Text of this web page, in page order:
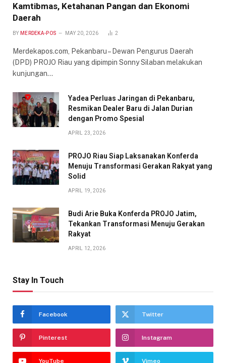
Kamtibmas, Ketahanan Pangan dan Ekonomi
Daerah
BY MERDEKA-POS MAY 20, 2026 2
Merdekapos.com, Pekanbaru – Dewan Pengurus Daerah
(DPD) PROJO Riau yang dipimpin Sonny Silaban melakukan
kunjungan…
Yadea Perluas Jaringan di Pekanbaru,
Resmikan Dealer Baru di Jalan Durian
dengan Promo Spesial
APRIL 23, 2026
PROJO Riau Siap Laksanakan Konferda
Menuju Transformasi Gerakan Rakyat yang
Solid
APRIL 19, 2026
Budi Arie Buka Konferda PROJO Jatim,
Tekankan Transformasi Menuju Gerakan
Rakyat
APRIL 12, 2026
Stay In Touch
Facebook Twitter
Pinterest Instagram
YouTube Vimeo